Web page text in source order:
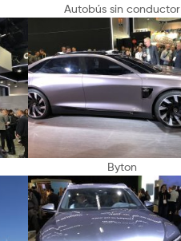
Autobús sin conductor
Byton